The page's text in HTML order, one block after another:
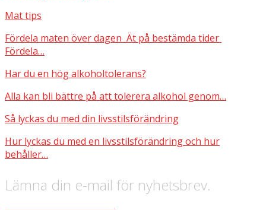
Mat tips
Fördela maten över dagen Ät på bestämda tider
Fördela…
Har du en hög alkoholtolerans?
Alla kan bli bättre på att tolerera alkohol genom…
Så lyckas du med din livsstilsförändring
Hur lyckas du med en livsstilsförändring och hur
behåller…
Lämna din e-mail för nyhetsbrev.